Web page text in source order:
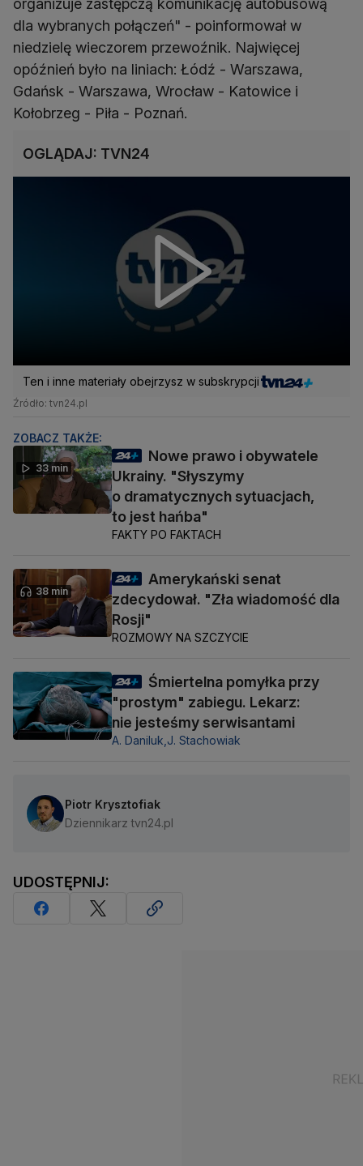
organizuje zastępczą komunikację autobusową
dla wybranych połączeń" - poinformował w
niedzielę wieczorem przewoźnik. Najwięcej
opóźnień było na liniach: Łódź - Warszawa,
Gdańsk - Warszawa, Wrocław - Katowice i
Kołobrzeg - Piła - Poznań.
OGLĄDAJ: TVN24
Ten i inne materiały obejrzysz w subskrypcji
Źródło: tvn24.pl
ZOBACZ TAKŻE:
33 min
Nowe prawo i obywatele
Ukrainy. "Słyszymy
o dramatycznych sytuacjach,
to jest hańba"
FAKTY PO FAKTACH
38 min
Amerykański senat
zdecydował. "Zła wiadomość dla
Rosji"
ROZMOWY NA SZCZYCIE
Śmiertelna pomyłka przy
"prostym" zabiegu. Lekarz:
nie jesteśmy serwisantami
A. Daniluk, J. Stachowiak
Piotr Krysztofiak
Dziennikarz tvn24.pl
UDOSTĘPNIJ: